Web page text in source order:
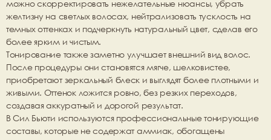
можно скорректировать нежелательные нюансы, убрать
желтизну на светлых волосах, нейтрализовать тусклость на
темных оттенках и подчеркнуть натуральный цвет, сделав его
более ярким и чистым.
Тонирование также заметно улучшает внешний вид волос.
После процедуры они становятся мягче, шелковистее,
приобретают зеркальный блеск и выглядят более плотными и
живыми. Оттенок ложится ровно, без резких переходов,
создавая аккуратный и дорогой результат.
В Сил Бьюти используются профессиональные тонирующие
составы, которые не содержат аммиак, обогащены